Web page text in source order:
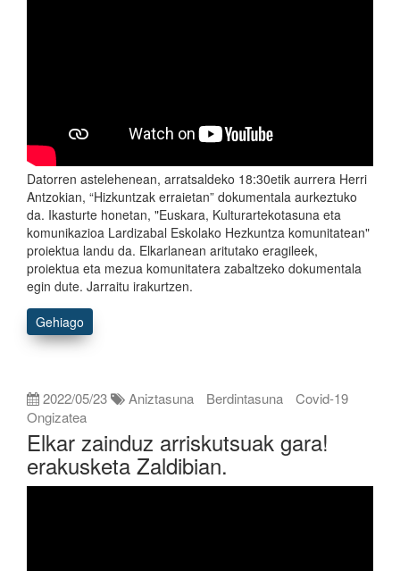
Datorren astelehenean, arratsaldeko 18:30etik aurrera Herri
Antzokian, “Hizkuntzak erraietan” dokumentala aurkeztuko
da. Ikasturte honetan, "Euskara, Kulturartekotasuna eta
komunikazioa Lardizabal Eskolako Hezkuntza komunitatean"
proiektua landu da. Elkarlanean aritutako eragileek,
proiektua eta mezua komunitatera zabaltzeko dokumentala
egin dute. Jarraitu irakurtzen.
Gehiago
2022/05/23 Aniztasuna Berdintasuna
Covid-19
Ongizatea
Elkar zainduz arriskutsuak gara!
erakusketa Zaldibian.